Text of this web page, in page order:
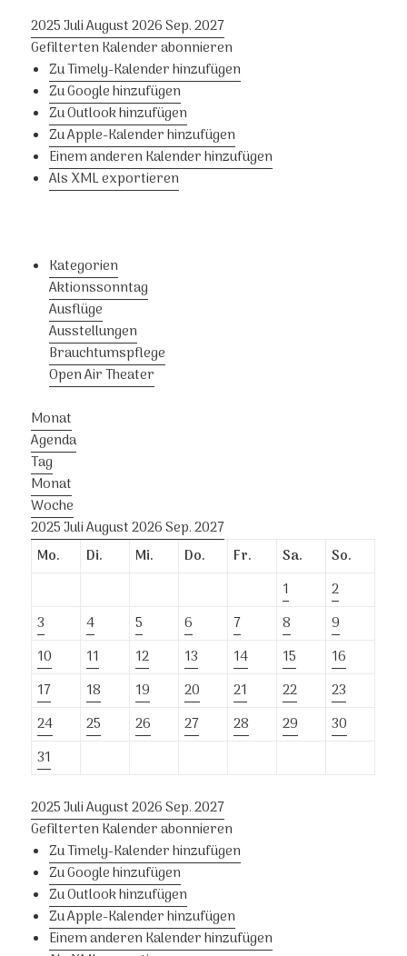
2025JuliAugust 2026Sep.2027
Gefilterten Kalender abonnieren
Zu Timely-Kalender hinzufügen
Zu Google hinzufügen
Zu Outlook hinzufügen
Zu Apple-Kalender hinzufügen
Einem anderen Kalender hinzufügen
Als XML exportieren
Kategorien
Aktionssonntag
Ausflüge
Ausstellungen
Brauchtumspflege
Open Air Theater
Monat
Agenda
Tag
Monat
Woche
2025JuliAugust 2026Sep.2027
Mo.
Di. Mi. Do. Fr. Sa.
So.
1
2
3
4 5 6 7 8
9
10
11 12 13 14 15
16
17
18 19 20 21 22
23
24
25 26 27 28 29
30
31
2025JuliAugust 2026Sep.2027
Gefilterten Kalender abonnieren
Zu Timely-Kalender hinzufügen
Zu Google hinzufügen
Zu Outlook hinzufügen
Zu Apple-Kalender hinzufügen
Einem anderen Kalender hinzufügen